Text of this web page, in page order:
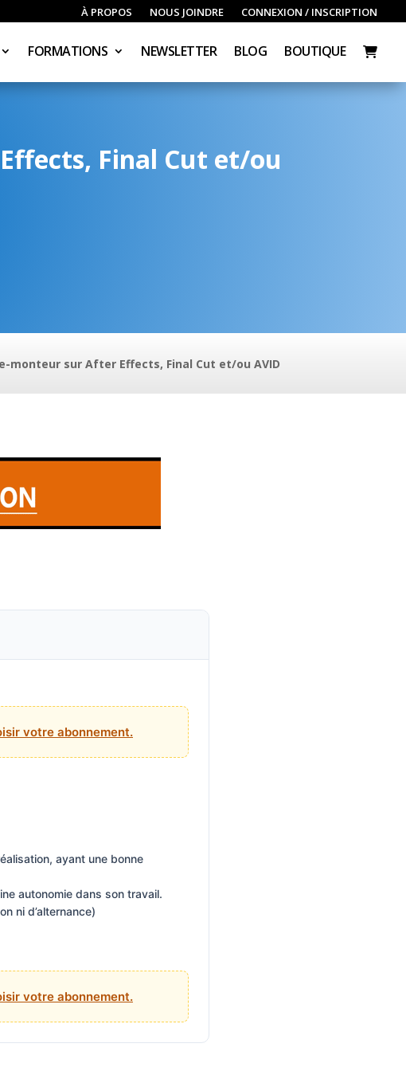
À PROPOS NOUS JOINDRE CONNEXION / INSCRIPTION
FORMATIONS NEWSLETTER BLOG BOUTIQUE
Final Cut et/ou
monteur sur After Effects, Final Cut et/ou AVID
votre abonnement.
ayant une bonne
autonomie dans son travail.
ni d’alternance)
votre abonnement.